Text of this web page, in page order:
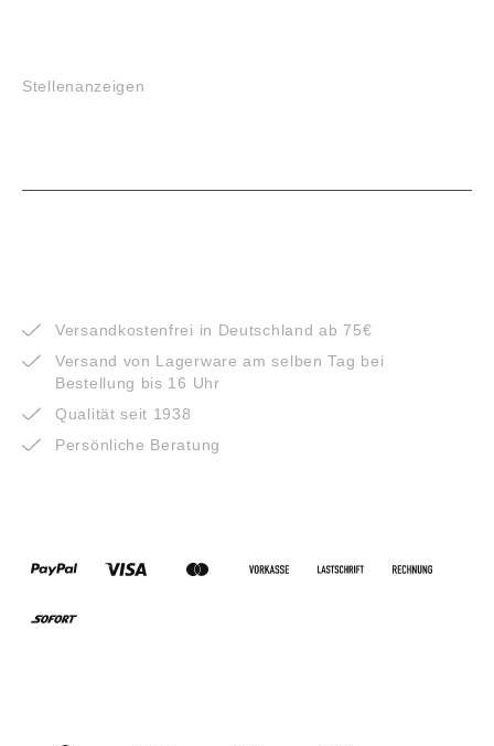
Stellenanzeigen
Versandkostenfrei in Deutschland ab 75€
Versand von Lagerware am selben Tag bei
Bestellung bis 16 Uhr
Qualität seit 1938
Persönliche Beratung